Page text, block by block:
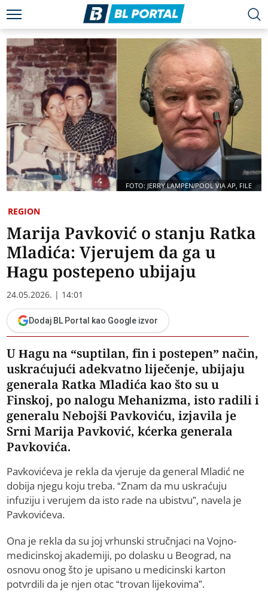
FOTO: JERRY LAMPEN/POOL VIA AP, FILE
REGION
Marija Pavković o stanju Ratka
Mladića: Vjerujem da ga u
Hagu postepeno ubijaju
24.05.2026. | 14:01
Dodaj BL Portal kao Google izvor
U Hagu na “suptilan, fin i postepen” način,
uskraćujući adekvatno liječenje, ubijaju
generala Ratka Mladića kao što su u
Finskoj, po nalogu Mehanizma, isto radili i
generalu Nebojši Pavkoviću, izjavila je
Srni Marija Pavković, kćerka generala
Pavkovića.
Pavkovićeva je rekla da vjeruje da general Mladić ne
dobija njegu koju treba. “Znam da mu uskraćuju
infuziju i verujem da isto rade na ubistvu”, navela je
Pavkovićeva.
Ona je rekla da su joj vrhunski stručnjaci na Vojno-
medicinskoj akademiji, po dolasku u Beograd, na
osnovu onog što je upisano u medicinski karton
potvrdili da je njen otac “trovan lijekovima”.